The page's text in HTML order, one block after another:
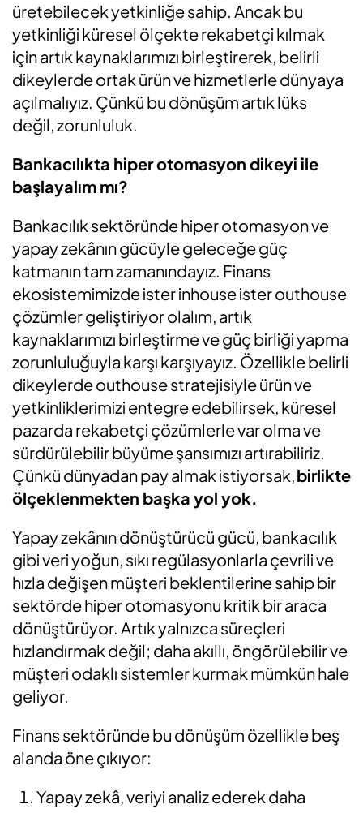
üretebilecek yetkinliğe sahip. Ancak bu
yetkinliği küresel ölçekte rekabetçi kılmak
için artık kaynaklarımızı birleştirerek, belirli
dikeylerde ortak ürün ve hizmetlerle dünyaya
açılmalıyız. Çünkü bu dönüşüm artık lüks
değil, zorunluluk.
Bankacılıkta hiper otomasyon dikeyi ile
başlayalım mı?
Bankacılık sektöründe hiper otomasyon ve
yapay zekânın gücüyle geleceğe güç
katmanın tam zamanındayız. Finans
ekosistemimizde ister inhouse ister outhouse
çözümler geliştiriyor olalım, artık
kaynaklarımızı birleştirme ve güç birliği yapma
zorunluluğuyla karşı karşıyayız. Özellikle belirli
dikeylerde outhouse stratejisiyle ürün ve
yetkinliklerimizi entegre edebilirsek, küresel
pazarda rekabetçi çözümlerle var olma ve
sürdürülebilir büyüme şansımızı artırabiliriz.
Çünkü dünyadan pay almak istiyorsak,birlikte
ölçeklenmekten başka yol yok.
Yapay zekânın dönüştürücü gücü, bankacılık
gibi veri yoğun, sıkı regülasyonlarla çevrili ve
hızla değişen müşteri beklentilerine sahip bir
sektörde hiper otomasyonu kritik bir araca
dönüştürüyor. Artık yalnızca süreçleri
hızlandırmak değil; daha akıllı, öngörülebilir ve
müşteri odaklı sistemler kurmak mümkün hale
geliyor.
Finans sektöründe bu dönüşüm özellikle beş
alanda öne çıkıyor:
Yapay zekâ, veriyi analiz ederek daha